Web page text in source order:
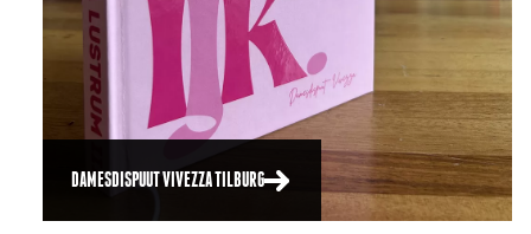
DAMESDISPUUT VIVEZZA TILBURG